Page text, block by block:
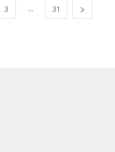
3 ... 31